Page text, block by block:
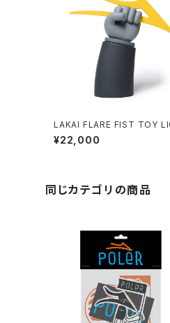
LAKAI FLARE FIST TOY LIGH
T GREY/CHARCOAL
¥22,000
同じカテゴリの商品